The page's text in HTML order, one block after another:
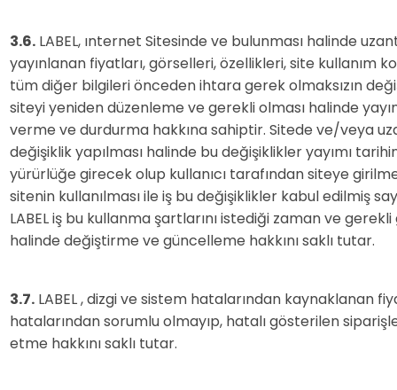
3.6. LABEL, ınternet Sitesinde ve bulunması halinde
yayınlanan fiyatları, görselleri, özellikleri, site kullanım
tüm diğer bilgileri önceden ihtara gerek olmaksızın
siteyi yeniden düzenleme ve gerekli olması halinde
verme ve durdurma hakkına sahiptir. Sitede ve/veya
değişiklik yapılması halinde bu değişiklikler yayımı
yürürlüğe girecek olup kullanıcı tarafından siteye
sitenin kullanılması ile iş bu değişiklikler kabul edilmiş
LABEL iş bu kullanma şartlarını istediği zaman ve
halinde değiştirme ve güncelleme hakkını saklı tutar.
3.7. LABEL , dizgi ve sistem hatalarından kaynaklanan
hatalarından sorumlu olmayıp, hatalı gösterilen
etme hakkını saklı tutar.